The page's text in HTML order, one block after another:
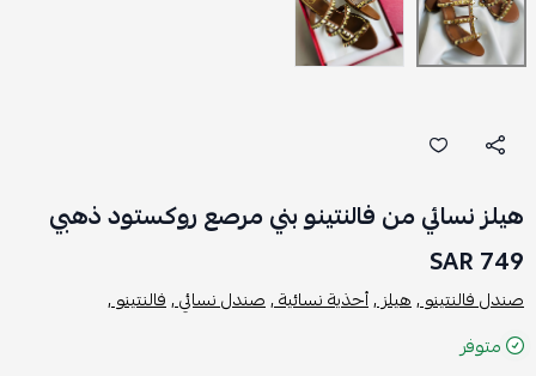
هيلز نسائي من فالنتينو بني مرصع روكستود ذهبي
749 SAR
صندل فالنتينو ,هيلز ,أحذية نسائية ,صندل نسائي ,فالنتينو ,
متوفر